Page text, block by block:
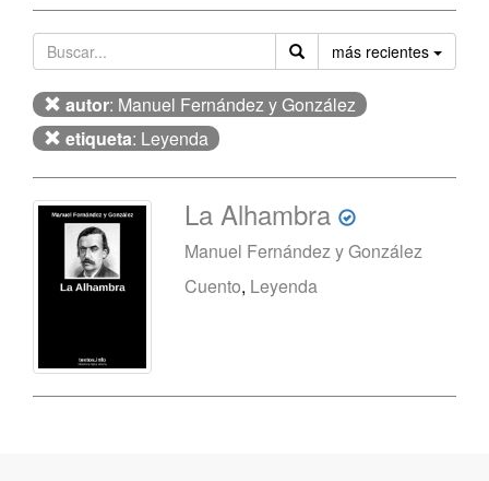
más recientes
autor: Manuel Fernández y González
etiqueta: Leyenda
La Alhambra
Manuel Fernández y González
Cuento, Leyenda